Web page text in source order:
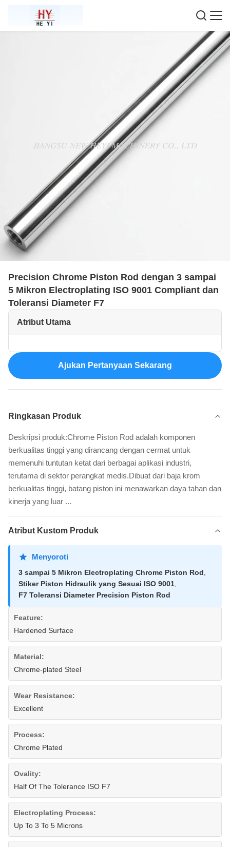
Precision Chrome Piston Rod dengan 3 sampai
5 Mikron Electroplating ISO 9001 Compliant dan
Toleransi Diameter F7
Atribut Utama
Ajukan Pertanyaan Sekarang
Ringkasan Produk
Deskripsi produk:Chrome Piston Rod adalah komponen
berkualitas tinggi yang dirancang dengan cermat untuk
memenuhi tuntutan ketat dari berbagai aplikasi industri,
terutama di sektor perangkat medis.Dibuat dari baja krom
berkualitas tinggi, batang piston ini menawarkan daya tahan dan
kinerja yang luar ...
Atribut Kustom Produk
Menyoroti
3 sampai 5 Mikron Electroplating Chrome Piston Rod
Stiker Piston Hidraulik yang Sesuai ISO 9001
F7 Toleransi Diameter Precision Piston Rod
Feature:
Hardened Surface
Material:
Chrome-plated Steel
Wear Resistance:
Excellent
Process:
Chrome Plated
Ovality:
Half Of The Tolerance ISO F7
Electroplating Process:
Up To 3 To 5 Microns